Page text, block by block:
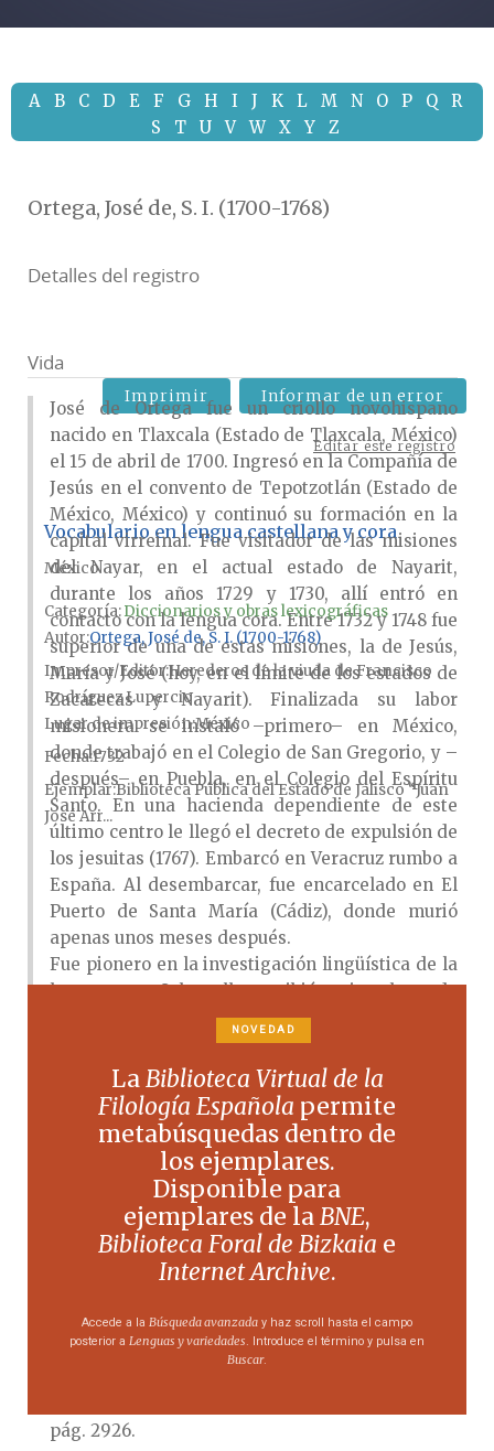
A B C D E F G H I J K L M N O P Q
R
S
T U V W X Y Z
Ortega, José de, S. I. (1700-1768)
Detalles del registro
Vida
José de Ortega fue un criollo novohispano
nacido en Tlaxcala (Estado de Tlaxcala, México)
el 15 de abril de 1700. Ingresó en la Compañía de
Jesús en el convento de Tepotzotlán (Estado de
México, México) y continuó su formación en la
capital virreinal. Fue visitador de las misiones
del Nayar, en el actual estado de Nayarit,
durante los años 1729 y 1730, allí entró en
contacto con la lengua cora. Entre 1732 y 1748 fue
superior de una de estas misiones, la de Jesús,
María y José (hoy, en el límite de los estados de
Zacatecas y Nayarit). Finalizada su labor
misionera se instaló –primero– en México,
donde trabajó en el Colegio de San Gregorio, y –
después– en Puebla, en el Colegio del Espíritu
Santo. En una hacienda dependiente de este
último centro le llegó el decreto de expulsión de
los jesuitas (1767). Embarcó en Veracruz rumbo a
España. Al desembarcar, fue encarcelado en El
Puerto de Santa María (Cádiz), donde murió
apenas unos meses después.
Fue pionero en la investigación lingüística de la
lengua cora. Sobre ella escribió varias obras, de
las que no todas se conservan. Destaca su
Vocabulario de las lenguas castellana y cora
publicado originalmente en México en 1732.
Vocabulario de las lenguas castellana y cora
Herederos de la Viuda de Francisco Rodriguez
Lupercio, México, 1888.
O’Neill, Charles E., S. I. y Joaquín María
Domínguez, S. I. (coords.),Diccionario histórico de
pág. 2926.
Imprimir Informar de un error
Editar este registro
Vocabulario en lengua castellana y cora
México
Categoría:Diccionarios y obras lexicográficas
Autor Ortega, José de, S. I. (1700-1768)
Impresor/EditorHerederos de la viuda de Francisco
Rodríguez Lupercio
Lugar de impresiónMéxico
Fecha1732
EjemplarBiblioteca Pública del Estado de Jalisco “Juan
José Arr...
NOVEDAD
LaBiblioteca Virtual de la
Filología Española permite
metabúsquedas dentro de
los ejemplares.
Disponible para
ejemplares de laBNE,
Biblioteca Foral de Bizkaia e
Internet Archive.
Accede a la Búsqueda avanzada y haz scroll hasta el campo
posterior a Lenguas y variedades. Introduce el término y pulsa en
Buscar.